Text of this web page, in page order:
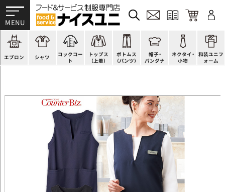
エプロン
かぶり型
スモック風
厨房用
ラップエプロン
シャツ
ピンタック
Tシャツ
ポロシャツ
和風シャツ(Asian)コックコー
ト
ショップコート
スタンダード
ファッション
キッズ
トップス
（上着）
法被(はっぴ)
調理白衣
カットソー
ジャンバー
ボトムス
（パンツ）
イージーパンツ
ワンピース
厨房シューズ
フロアシューズ
帽子・
バンダナ
洋帽子
コック帽
衛生帽子
ヘアネット
ネクタイ・
小物
ネクタイ
蝶ネクタイ
リボン・スカーフ
クロスタイ
和装ユニフ
ォーム
帯
草履、足袋など
着付小物
きもの